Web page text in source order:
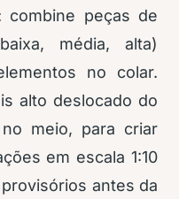
combine peças de
média, alta)
no colar.
alto deslocado do
meio, para criar
em escala 1:10
antes da